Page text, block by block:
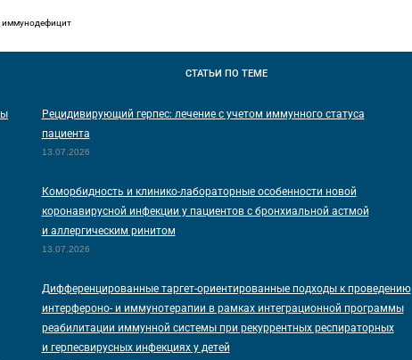
иммунодефицит
СТАТЬИПО ТЕМЕ
Рецидивирующий герпес: лечение с учетом иммунного статуса
пациента
13.07.2026
Коморбидность и клинико-лабораторные особенности новой
коронавирусной инфекции у пациентов с бронхиальной астмой
и аллергическим ринитом
13.07.2026
Дифференцированные таргет-ориентированные подходы к проведению
интерфероно- и иммунотерапии в рамках интеграционной программы
реабилитации иммунной системы при рекуррентных респираторных
и герпесвирусных инфекциях у детей